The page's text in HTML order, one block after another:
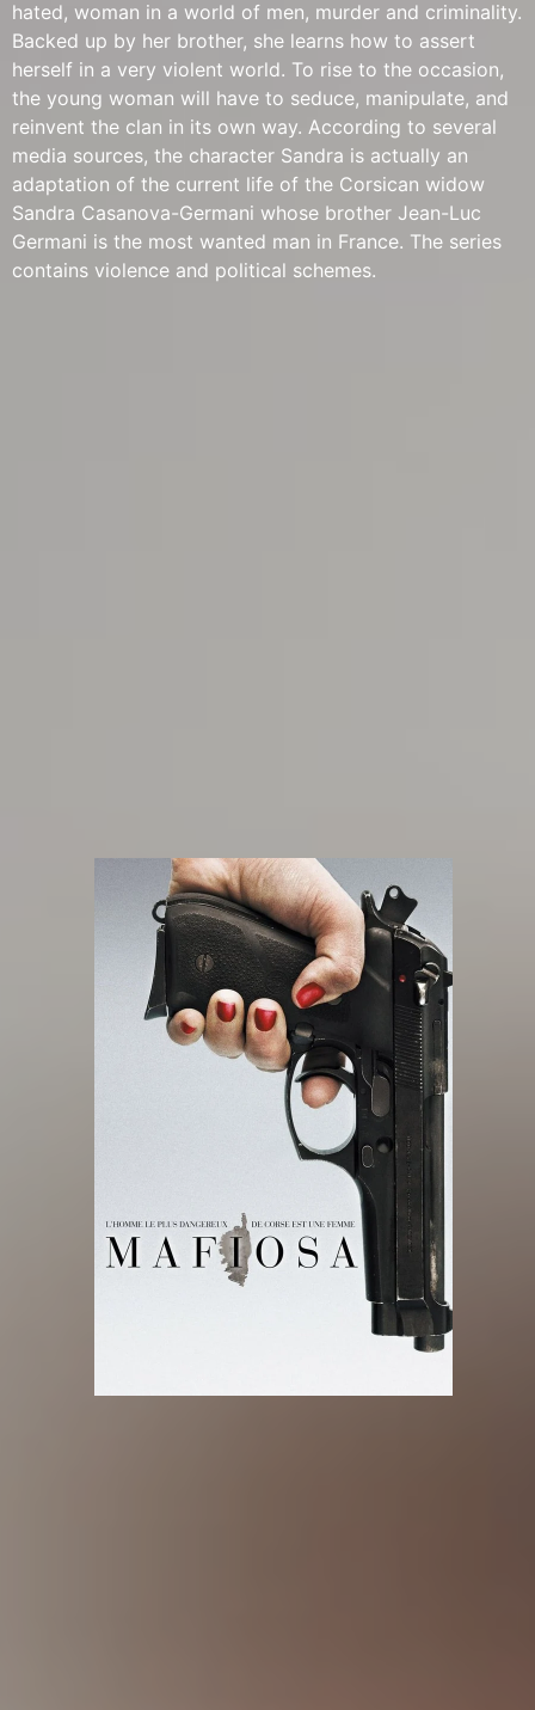
hated, woman in a world of men, murder and criminality.
Backed up by her brother, she learns how to assert
herself in a very violent world. To rise to the occasion,
the young woman will have to seduce, manipulate, and
reinvent the clan in its own way. According to several
media sources, the character Sandra is actually an
adaptation of the current life of the Corsican widow
Sandra Casanova-Germani whose brother Jean-Luc
Germani is the most wanted man in France. The series
contains violence and political schemes.